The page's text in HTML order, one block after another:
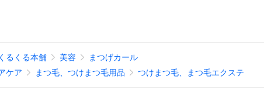
るくる本舗 美容
まつげカール
ケア
まつ毛、つけまつ毛用品 つけまつ毛、まつ毛エクステ